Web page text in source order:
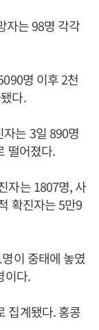
자는 98명 각각
명 이후 2천
다.
는 3일 890명
떨어졌다.
자는 1807명, 사
확진자는 5만9
이 중태에 놓였
이다.
집계됐다. 홍콩